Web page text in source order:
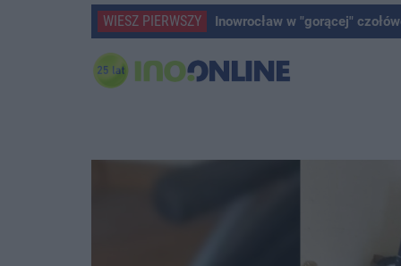
WIESZ PIERWSZY Inowrocław w "gorącej"